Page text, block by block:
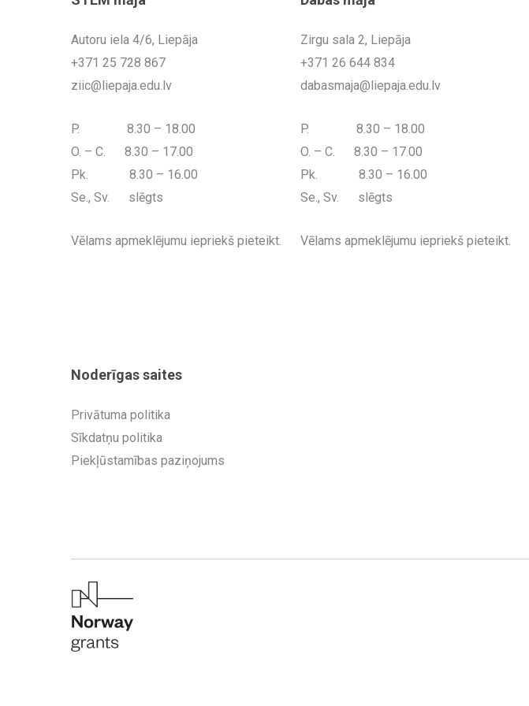
Autoru iela 4/6, Liepāja
+371 25 728 867
ziic@liepaja.edu.lv
P. 8.30 – 18.00
O. – C. 8.30 – 17.00
Pk. 8.30 – 16.00
Se., Sv. slēgts
Vēlams apmeklējumu iepriekš pieteikt.
Zirgu sala 2, Liepāja
+371 26 644 834
dabasmaja@liepaja.edu.lv
P. 8.30 – 18.00
O. – C. 8.30 – 17.00
Pk. 8.30 – 16.00
Se., Sv. slēgts
Vēlams apmeklējumu iepriekš pieteikt.
Noderīgas saites
Privātuma politika
Sīkdatņu politika
Piekļūstamības paziņojums